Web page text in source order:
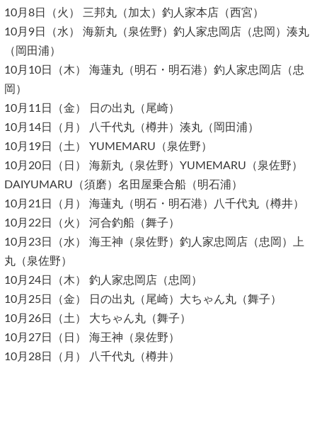
10月8日（火） 三邦丸（加太）釣人家本店（西宮）
10月9日（水） 海新丸（泉佐野）釣人家忠岡店（忠岡）湊丸
（岡田浦）
10月10日（木） 海蓮丸（明石・明石港）釣人家忠岡店（忠
岡）
10月11日（金） 日の出丸（尾崎）
10月14日（月） 八千代丸（樽井）湊丸（岡田浦）
10月19日（土） YUMEMARU（泉佐野）
10月20日（日） 海新丸（泉佐野）YUMEMARU（泉佐野）
DAIYUMARU（須磨）名田屋乗合船（明石浦）
10月21日（月） 海蓮丸（明石・明石港）八千代丸（樽井）
10月22日（火） 河合釣船（舞子）
10月23日（水） 海王神（泉佐野）釣人家忠岡店（忠岡）上
丸（泉佐野）
10月24日（木） 釣人家忠岡店（忠岡）
10月25日（金） 日の出丸（尾崎）大ちゃん丸（舞子）
10月26日（土） 大ちゃん丸（舞子）
10月27日（日） 海王神（泉佐野）
10月28日（月） 八千代丸（樽井）